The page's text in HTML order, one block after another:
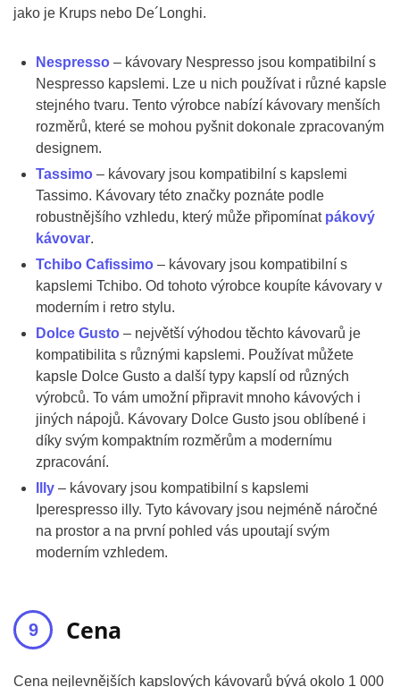
jako je Krups nebo De´Longhi.
Nespresso – kávovary Nespresso jsou kompatibilní s
Nespresso kapslemi. Lze u nich používat i různé kapsle
stejného tvaru. Tento výrobce nabízí kávovary menších
rozměrů, které se mohou pyšnit dokonale zpracovaným
designem.
Tassimo – kávovary jsou kompatibilní s kapslemi
Tassimo. Kávovary této značky poznáte podle
robustnějšího vzhledu, který může připomínat pákový
kávovar.
Tchibo Cafissimo – kávovary jsou kompatibilní s
kapslemi Tchibo. Od tohoto výrobce koupíte kávovary v
moderním i retro stylu.
Dolce Gusto – největší výhodou těchto kávovarů je
kompatibilita s různými kapslemi. Používat můžete
kapsle Dolce Gusto a další typy kapslí od různých
výrobců. To vám umožní připravit mnoho kávových i
jiných nápojů. Kávovary Dolce Gusto jsou oblíbené i
díky svým kompaktním rozměrům a modernímu
zpracování.
Illy – kávovary jsou kompatibilní s kapslemi
Iperespresso illy. Tyto kávovary jsou nejméně náročné
na prostor a na první pohled vás upoutají svým
moderním vzhledem.
Cena
Cena nejlevnějších kapslových kávovarů bývá okolo 1 000